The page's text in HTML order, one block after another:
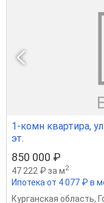
1-комн квартира,
эт.
850 000 ₽
47 222 ₽ за м2
Ипотека от 4 077 ₽ в
Курганская область,